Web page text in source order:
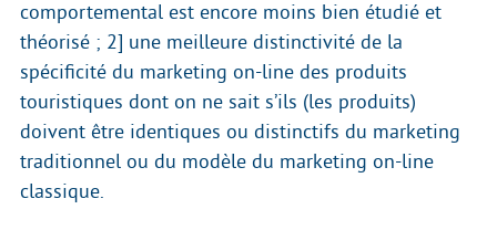
comportemental est encore moins bien étudié et
théorisé ; 2] une meilleure distinctivité de la
spécificité du marketing on-line des produits
touristiques dont on ne sait s’ils (les produits)
doivent être identiques ou distinctifs du marketing
traditionnel ou du modèle du marketing on-line
classique.